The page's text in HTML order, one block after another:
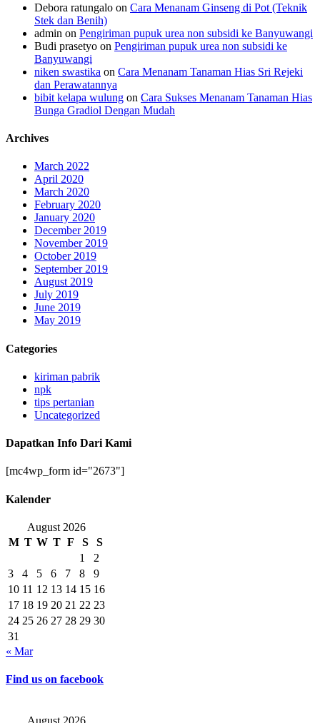
Debora ratungalo on Cara Menanam Ginseng di Pot (Teknik
Stek dan Benih)
admin on Pengiriman pupuk urea non subsidi ke Banyuwangi
Budi prasetyo on Pengiriman pupuk urea non subsidi ke
Banyuwangi
niken swastika on Cara Menanam Tanaman Hias Sri Rejeki
dan Perawatannya
bibit kelapa wulung on Cara Sukses Menanam Tanaman Hias
Bunga Gradiol Dengan Mudah
Archives
March 2022
April 2020
March 2020
February 2020
January 2020
December 2019
November 2019
October 2019
September 2019
August 2019
July 2019
June 2019
May 2019
Categories
kiriman pabrik
npk
tips pertanian
Uncategorized
Dapatkan Info Dari Kami
[mc4wp_form id="2673"]
Kalender
August 2026
M T W T F S
S
1
2
3
4 5 6 7 8
9
10 11 12 13 14 15 16
17 18 19 20 21 22 23
24 25 26 27 28 29 30
31
« Mar
Find us on facebook
August 2026